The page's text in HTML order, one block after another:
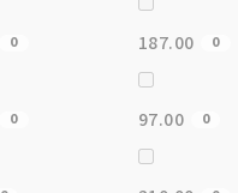
0 187.00 0
0 97.00 0